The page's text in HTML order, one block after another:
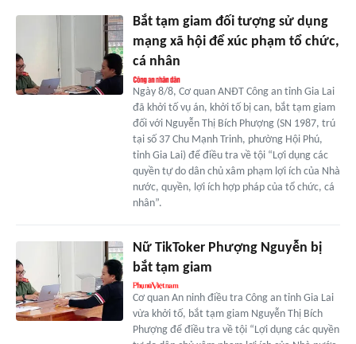
Bắt tạm giam đối tượng sử dụng
mạng xã hội để xúc phạm tổ chức,
cá nhân
Ngày 8/8, Cơ quan ANĐT Công an tỉnh Gia Lai
đã khởi tố vụ án, khởi tố bị can, bắt tạm giam
đối với Nguyễn Thị Bích Phượng (SN 1987, trú
tại số 37 Chu Mạnh Trinh, phường Hội Phú,
tỉnh Gia Lai) để điều tra về tội “Lợi dụng các
quyền tự do dân chủ xâm phạm lợi ích của Nhà
nước, quyền, lợi ích hợp pháp của tổ chức, cá
nhân”.
Nữ TikToker Phượng Nguyễn bị
bắt tạm giam
Cơ quan An ninh điều tra Công an tỉnh Gia Lai
vừa khởi tố, bắt tạm giam Nguyễn Thị Bích
Phượng để điều tra về tội “Lợi dụng các quyền